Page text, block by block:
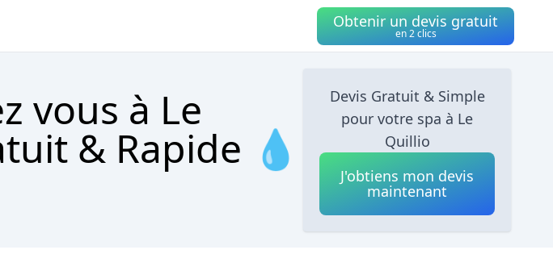
Obtenir un devis gratuit
en 2 clics
vous à Le
& Rapide 💧
Devis Gratuit & Simple
pour votre spa à Le
Quillio
J'obtiens mon devis
maintenant